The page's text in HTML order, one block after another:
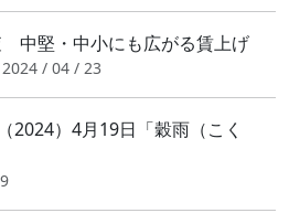
中堅・中小にも広がる賃上げ
2024 / 04 / 23
）4月19日「穀雨（こく